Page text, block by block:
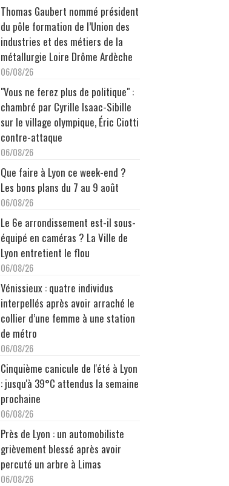
Thomas Gaubert nommé président
du pôle formation de l’Union des
industries et des métiers de la
métallurgie Loire Drôme Ardèche
06/08/26
"Vous ne ferez plus de politique" :
chambré par Cyrille Isaac-Sibille
sur le village olympique, Éric Ciotti
contre-attaque
06/08/26
Que faire à Lyon ce week-end ?
Les bons plans du 7 au 9 août
06/08/26
Le 6e arrondissement est-il sous-
équipé en caméras ? La Ville de
Lyon entretient le flou
06/08/26
Vénissieux : quatre individus
interpellés après avoir arraché le
collier d’une femme à une station
de métro
06/08/26
Cinquième canicule de l'été à Lyon
: jusqu'à 39°C attendus la semaine
prochaine
06/08/26
Près de Lyon : un automobiliste
grièvement blessé après avoir
percuté un arbre à Limas
06/08/26